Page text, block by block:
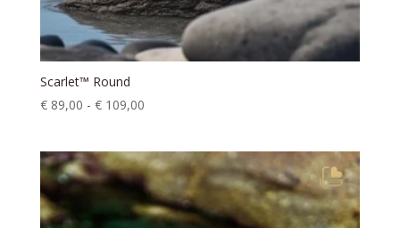
Scarlet™ Round
€89,00 - €109,00Prijsklasse:
€ 109,00